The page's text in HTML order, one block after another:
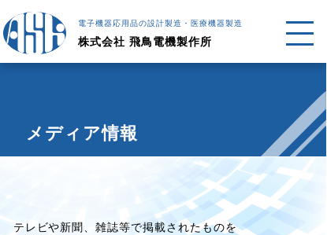
電子機器応用品の設計製造・医療機器製造
株式会社 飛鳥電機製作所
メディア情報
テレビや新聞、雑誌等で掲載されたものを